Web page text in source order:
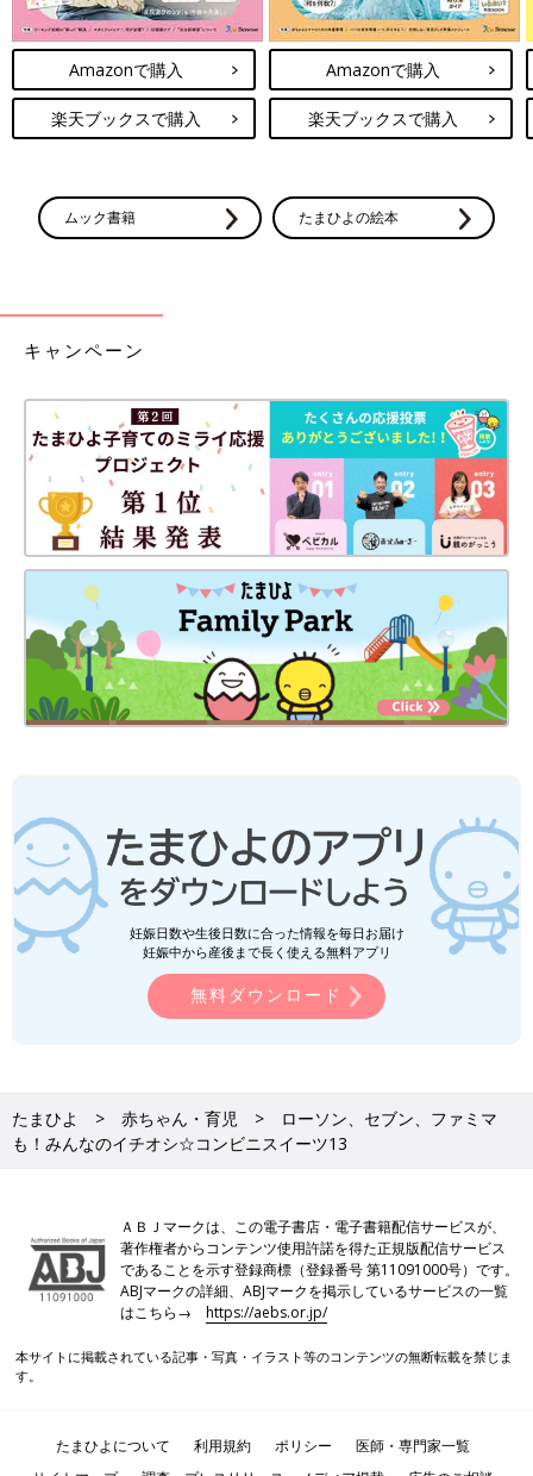
Amazonで購入
楽天ブックスで購入
Amazonで購入
楽天ブックスで購入
ムック書籍 たまひよの絵本
キャンペーン
妊娠日数や生後日数に合った情報を毎日お届け
妊娠中から産後まで長く使える無料アプリ
無料ダウンロード
たまひよ 赤ちゃん・育児
ローソン、セブン、ファミマ
も！みんなのイチオシ☆コンビニスイーツ13
ＡＢＪマークは、この電子書店・電子書籍配信サービスが、
著作権者からコンテンツ使用許諾を得た正規版配信サービス
であることを示す登録商標（登録番号 第11091000号）です。
ABJマークの詳細、ABJマークを掲示しているサービスの一覧
はこちら→https://aebs.or.jp/
本サイトに掲載されている記事・写真・イラスト等のコンテンツの無断転載を禁じま
す。
たまひよについて 利用規約 ポリシー
医師・専門家一覧